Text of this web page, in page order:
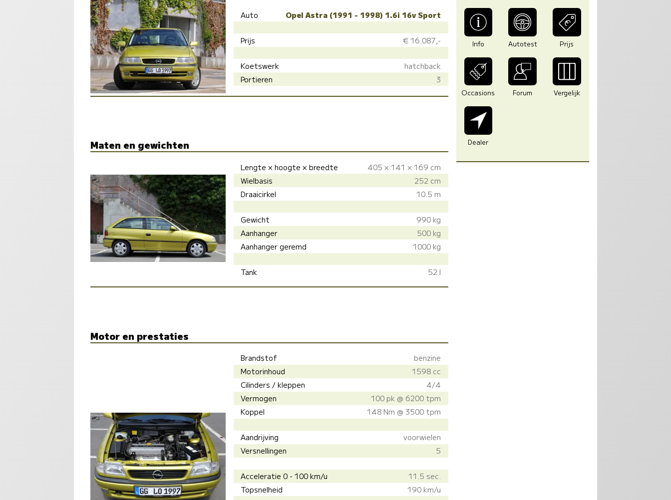
Auto Opel Astra (1991 - 1998) 1.6i 16v Sport
Prijs € 16.087,-
Koetswerk
hatchback
Portieren
3
Maten en gewichten
Lengte × hoogte × breedte
405 × 141 × 169 cm
Wielbasis
252 cm
Draaicirkel
10.5 m
Gewicht
990 kg
Aanhanger
500 kg
Aanhanger geremd
1000 kg
Tank 52 l
Motor en prestaties
Brandstof
benzine
Motorinhoud
1598 cc
Cilinders / kleppen
4/4
Vermogen
100 pk @ 6200 tpm
Koppel
148 Nm @ 3500 tpm
Aandrijving
voorwielen
Versnellingen
5
Acceleratie 0 - 100 km/u
11.5 sec.
Topsnelheid
190 km/u
Info Autotest Prijs
Occasions Forum Vergelijk
Dealer